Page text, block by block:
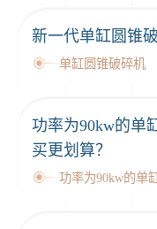
新一代单缸圆锥
单缸圆锥破碎机
功率为90kw的单
买更划算？
功率为90kw的单